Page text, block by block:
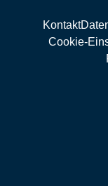
Kontakt
Cookie-